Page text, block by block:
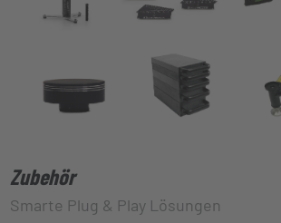
Zubehör
Smarte Plug & Play Lösungen